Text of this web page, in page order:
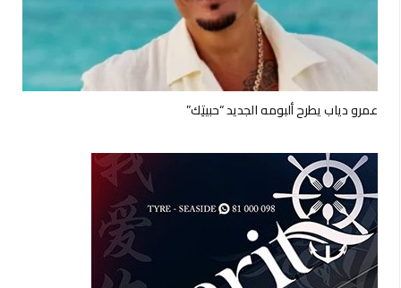
عمرو دياب يطرح ألبومه الجديد “حبيتِك”